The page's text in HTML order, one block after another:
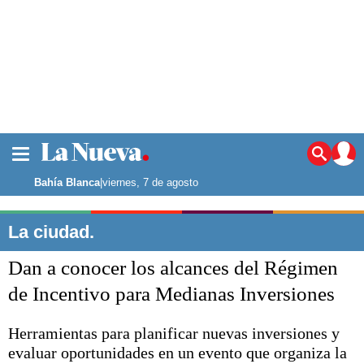
Noticias
La ciudad
Punta Alta
El mundo
Seguridad
Deportes
Escenario Olímpico
Liga del Sur
Bahía Blanca|viernes, 7 de agosto
La ciudad.
Dan a conocer los alcances del Régimen
de Incentivo para Medianas Inversiones
Herramientas para planificar nuevas inversiones y
evaluar oportunidades en un evento que organiza la